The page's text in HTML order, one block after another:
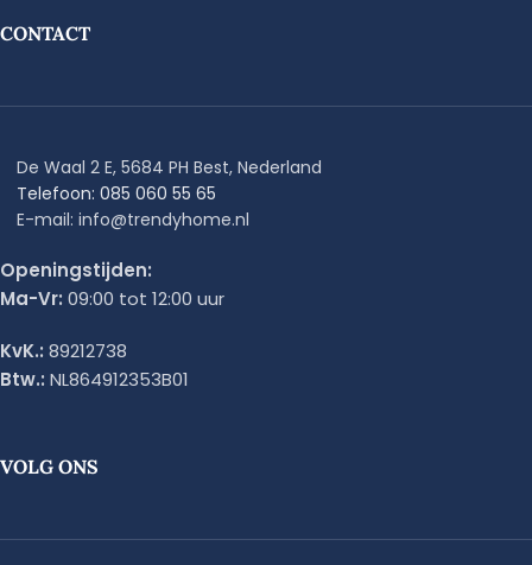
CONTACT
De Waal 2 E, 5684 PH Best, Nederland
Telefoon: 085 060 55 65
E-mail: info@trendyhome.nl
Openingstijden:
Ma-Vr: 09:00 tot 12:00 uur
KvK.: 89212738
Btw.: NL864912353B01
VOLG ONS